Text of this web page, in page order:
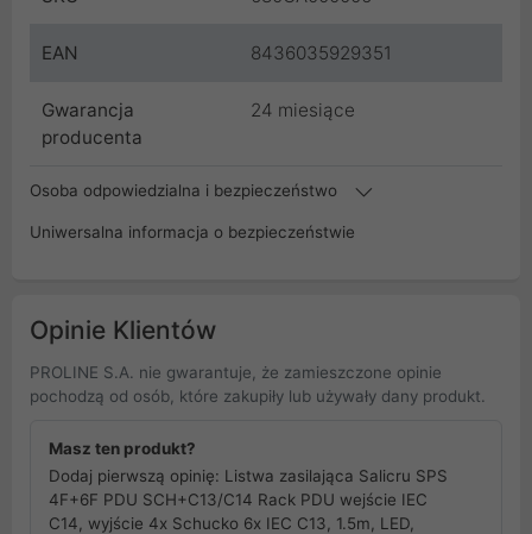
EAN 8436035929351
Gwarancja
producenta
24 miesiące
Osoba odpowiedzialna i bezpieczeństwo
Uniwersalna informacja o bezpieczeństwie
Opinie Klientów
PROLINE S.A. nie gwarantuje, że zamieszczone opinie
pochodzą od osób, które zakupiły lub używały dany produkt.
Masz ten produkt?
Dodaj pierwszą opinię: Listwa zasilająca Salicru SPS
4F+6F PDU SCH+C13/C14 Rack PDU wejście IEC
C14, wyjście 4x Schucko 6x IEC C13, 1.5m, LED,